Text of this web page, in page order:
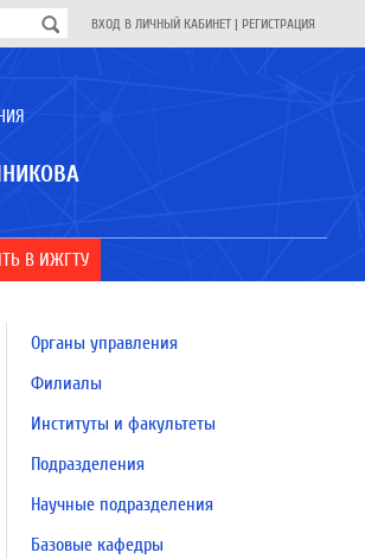
ВХОД В ЛИЧНЫЙ КАБИНЕТ | РЕГИСТРАЦИЯ
В ИЖГТУ
Органы управления
Филиалы
Институты и факультеты
Подразделения
Научные подразделения
Базовые кафедры